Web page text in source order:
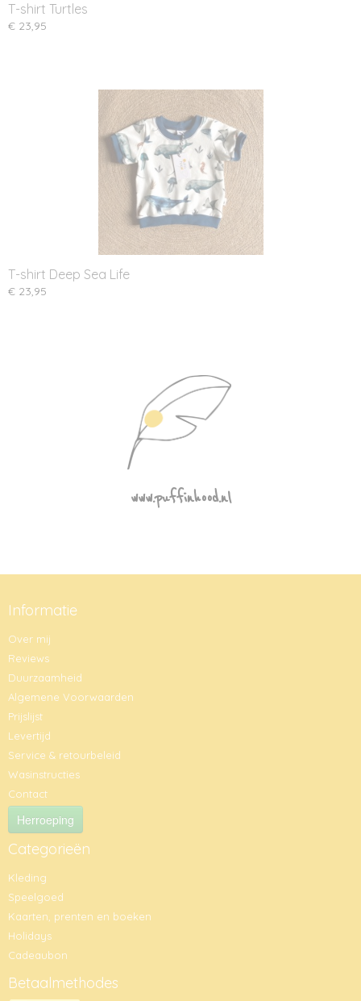
T-shirt Turtles
€ 23,95
T-shirt Deep Sea Life
€ 23,95
www.puffinhood.nl
Informatie
Over mij
Reviews
Duurzaamheid
Algemene Voorwaarden
Prijslijst
Levertijd
Service & retourbeleid
Wasinstructies
Contact
Herroeping
Categorieën
Kleding
Speelgoed
Kaarten, prenten en boeken
Holidays
Cadeaubon
Betaalmethodes